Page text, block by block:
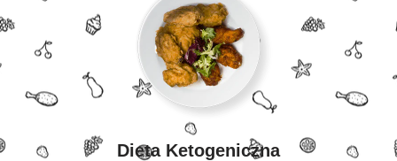
Dieta Ketogeniczna